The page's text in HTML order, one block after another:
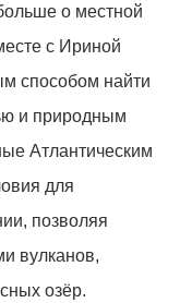
о местной
с Ириной
способом найти
и природным
Атлантическим
для
позволяя
вулканов,
озёр.